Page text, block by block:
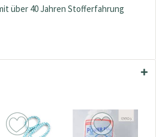
über 40 Jahren Stofferfahrung